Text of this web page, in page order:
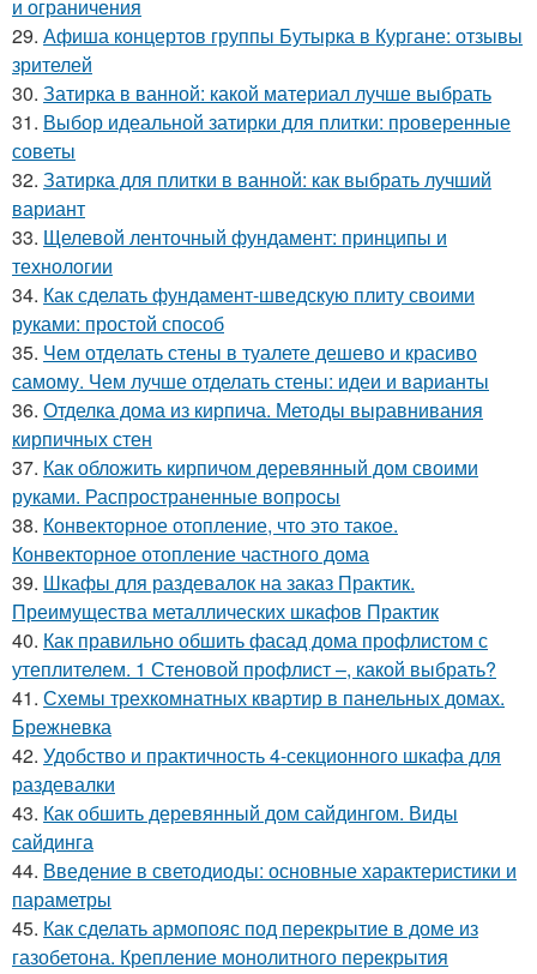
и ограничения
29. Афиша концертов группы Бутырка в Кургане: отзывы
зрителей
30. Затирка в ванной: какой материал лучше выбрать
31. Выбор идеальной затирки для плитки: проверенные
советы
32. Затирка для плитки в ванной: как выбрать лучший
вариант
33. Щелевой ленточный фундамент: принципы и
технологии
34. Как сделать фундамент-шведскую плиту своими
руками: простой способ
35. Чем отделать стены в туалете дешево и красиво
самому. Чем лучше отделать стены: идеи и варианты
36. Отделка дома из кирпича. Методы выравнивания
кирпичных стен
37. Как обложить кирпичом деревянный дом своими
руками. Распространенные вопросы
38. Конвекторное отопление, что это такое.
Конвекторное отопление частного дома
39. Шкафы для раздевалок на заказ Практик.
Преимущества металлических шкафов Практик
40. Как правильно обшить фасад дома профлистом с
утеплителем. 1 Стеновой профлист –, какой выбрать?
41. Схемы трехкомнатных квартир в панельных домах.
Брежневка
42. Удобство и практичность 4-секционного шкафа для
раздевалки
43. Как обшить деревянный дом сайдингом. Виды
сайдинга
44. Введение в светодиоды: основные характеристики и
параметры
45. Как сделать армопояс под перекрытие в доме из
газобетона. Крепление монолитного перекрытия